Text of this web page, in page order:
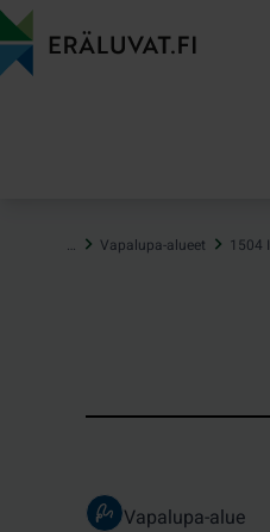
Hyppää
sisältöön
… Vapalupa-alueet 1504
Vapalupa-alue